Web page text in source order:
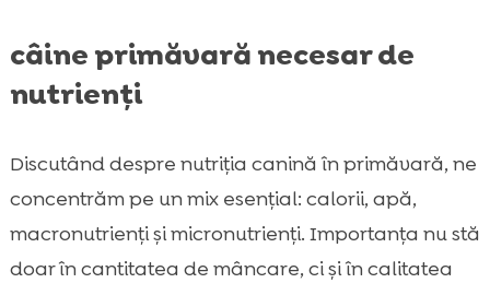
câine primăvară necesar de
nutrienți
Discutând despre nutriția canină în primăvară, ne
concentrăm pe un mix esențial: calorii, apă,
macronutrienți și micronutrienți. Importanța nu stă
doar în cantitatea de mâncare, ci și în calitatea